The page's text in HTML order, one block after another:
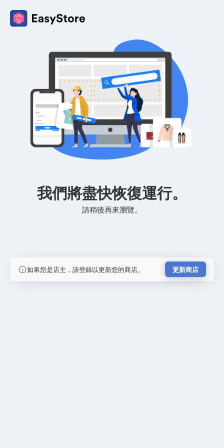
我們將盡快恢復運行。
請稍後再來瀏覽。
如果您是店主，請登錄以更新您的商店。 更新商店